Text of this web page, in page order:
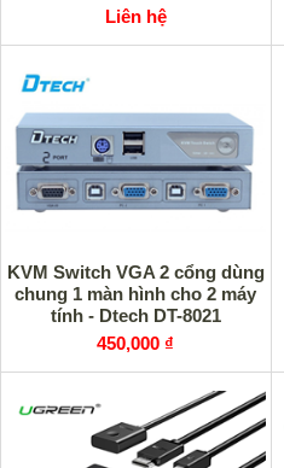
Liên hệ
KVM Switch VGA 2 cổng dùng
chung 1 màn hình cho 2 máy
tính - Dtech DT-8021
450,000 ₫